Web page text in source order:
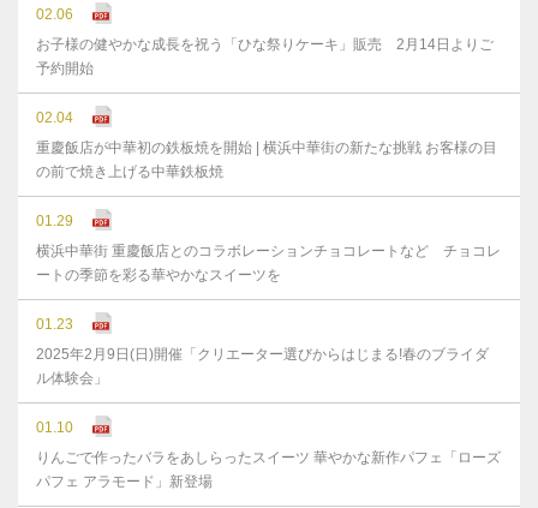
02.06
お子様の健やかな成⻑を祝う「ひな祭りケーキ」販売 2月14日よりご
予約開始
02.04
重慶飯店が中華初の鉄板焼を開始 | 横浜中華街の新たな挑戦 お客様の目
の前で焼き上げる中華鉄板焼
01.29
横浜中華街 重慶飯店とのコラボレーションチョコレートなど チョコレ
ートの季節を彩る華やかなスイーツを
01.23
2025年2月9日(日)開催「クリエーター選びからはじまる!春のブライダ
ル体験会」
01.10
りんごで作ったバラをあしらったスイーツ 華やかな新作パフェ「ローズ
パフェ アラモード」新登場